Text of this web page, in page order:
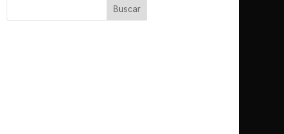
Buscar